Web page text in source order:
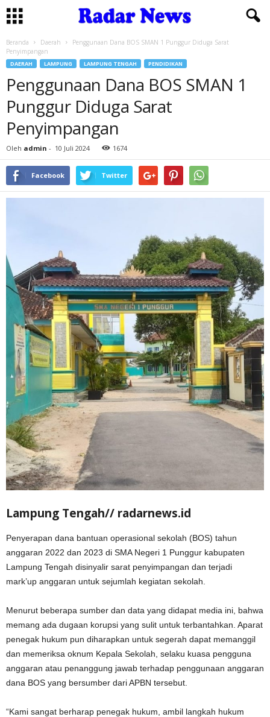
Beranda Daerah
Penggunaan Dana BOS SMAN 1 Punggur Diduga Sarat
Penyimpangan
DAERAH LAMPUNG LAMPUNG TENGAH PENDIDIKAN
Penggunaan Dana BOS SMAN 1
Punggur Diduga Sarat
Penyimpangan
Oleh admin - 10 Juli 2024 1674
Facebook Twitter
Lampung Tengah// radarnews.id
Penyerapan dana bantuan operasional sekolah (BOS) tahun
anggaran 2022 dan 2023 di SMA Negeri 1 Punggur kabupaten
Lampung Tengah disinyalir sarat penyimpangan dan terjadi
mark’up anggaran untuk sejumlah kegiatan sekolah.
Menurut beberapa sumber dan data yang didapat media ini, bahwa
memang ada dugaan korupsi yang sulit untuk terbantahkan. Aparat
penegak hukum pun diharapkan untuk segerah dapat memanggil
dan memeriksa oknum Kepala Sekolah, selaku kuasa pengguna
anggaran atau penanggung jawab terhadap penggunaan anggaran
dana BOS yang bersumber dari APBN tersebut.
“Kami sangat berharap penegak hukum, ambil langkah hukum